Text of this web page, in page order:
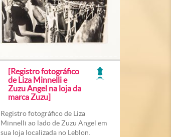
[Registro fotográfico
de Liza Minnelli e
Zuzu Angel na loja da
marca Zuzu]
Registro fotográfico de Liza
Minnelli ao lado de Zuzu Angel em
sua loja localizada no Leblon.